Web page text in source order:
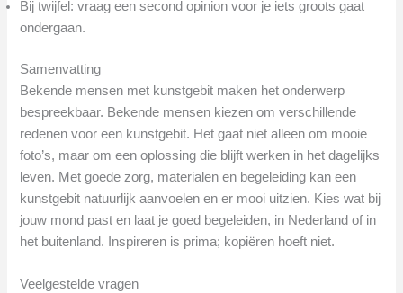
Bij twijfel: vraag een second opinion voor je iets groots gaat
ondergaan.
Samenvatting
Bekende mensen met kunstgebit maken het onderwerp
bespreekbaar. Bekende mensen kiezen om verschillende
redenen voor een kunstgebit. Het gaat niet alleen om mooie
foto’s, maar om een oplossing die blijft werken in het dagelijks
leven. Met goede zorg, materialen en begeleiding kan een
kunstgebit natuurlijk aanvoelen en er mooi uitzien. Kies wat bij
jouw mond past en laat je goed begeleiden, in Nederland of in
het buitenland. Inspireren is prima; kopiëren hoeft niet.
Veelgestelde vragen